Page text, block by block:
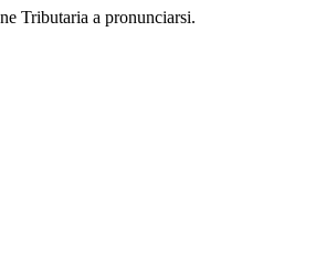
Tributaria a pronunciarsi.